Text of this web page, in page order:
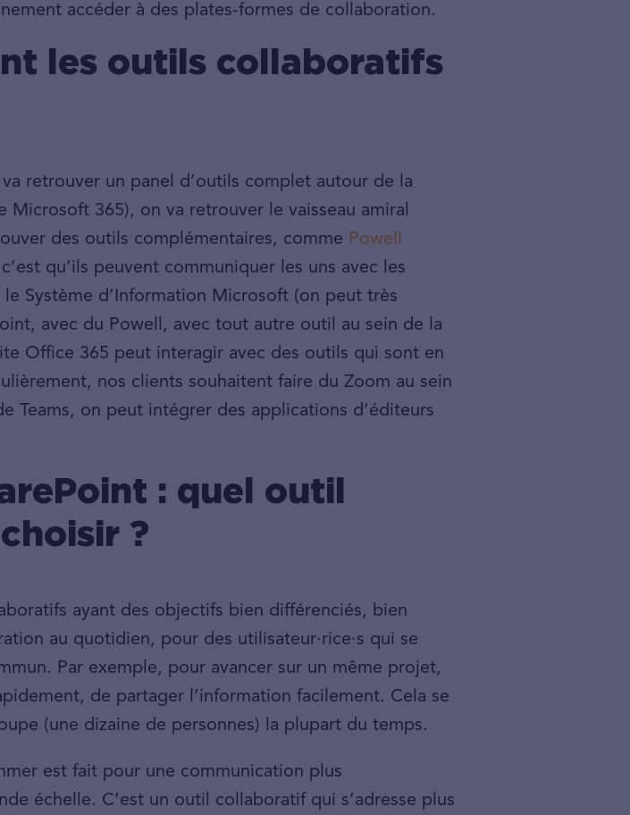
accéder à des plates-formes de collaboration.
les outils collaboratifs
retrouver un panel d’outils complet autour de la
365), on va retrouver le vaisseau amiral
des outils complémentaires, comme Powell
qu’ils peuvent communiquer les uns avec les
Système d’Information Microsoft (on peut très
avec du Powell, avec tout autre outil au sein de la
Office 365 peut interagir avec des outils qui sont en
nos clients souhaitent faire du Zoom au sein
Teams, on peut intégrer des applications d’éditeurs
: quel outil
?
ayant des objectifs bien différenciés, bien
au quotidien, pour des utilisateur·rice·s qui se
Par exemple, pour avancer sur un même projet,
de partager l’information facilement. Cela se
(une dizaine de personnes) la plupart du temps.
est fait pour une communication plus
échelle. C’est un outil collaboratif qui s’adresse plus